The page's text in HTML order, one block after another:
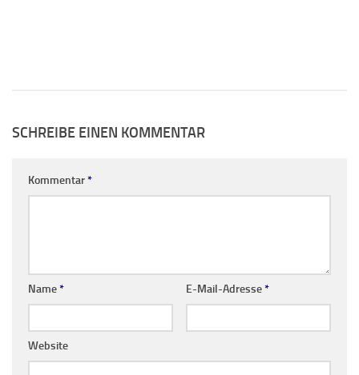
SCHREIBE EINEN KOMMENTAR
Kommentar*
Name* E-Mail-Adresse*
Website